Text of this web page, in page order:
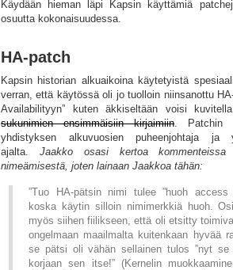
Käydään hieman läpi Kapsin käyttämiä
osuutta kokonaisuudessa.
HA-patch
Kapsin historian alkuaikoina käytetyistä
verran, että käytössä oli jo tuolloin niinsanottu
Availabilityyn” kuten äkkiseltään voisi
sukunimien ensimmäisiin kirjaimiin. Patchin
yhdistyksen alkuvuosien puheenjohtaja ja
ajalta. Jaakko osasi kertoa
nimeämisestä, joten lainaan Jaakkoa tähän:
”Tuo HA-pätsin nimi tulee ”huoh access
koska käytin silloin nimimerkkiä huoh.
myös siihen fiilikseen, että oli etsitty
ongelmaan maailmalta kuitenkaan hyvää
se pätsi oli vähän sellainen tulos ”nyt se
korjaan sen itse!” (Kernelin